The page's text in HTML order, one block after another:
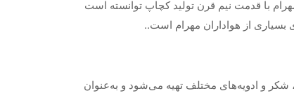
با قدمت نیم قرن تولید کچاپ توانسته است
بسیاری از هواداران مهرام است..
و ادویه‌های مختلف تهیه می‌شود و به‌عنوان